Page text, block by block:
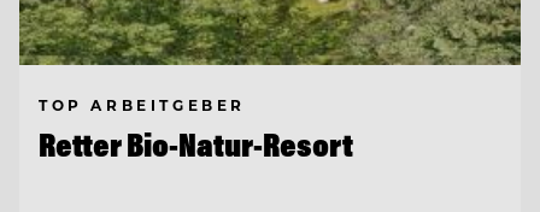
TOP ARBEITGEBER
Retter Bio-Natur-Resort